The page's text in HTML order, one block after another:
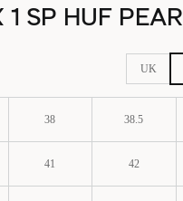
SP HUF PEAR
UK
38 38.5
41 42